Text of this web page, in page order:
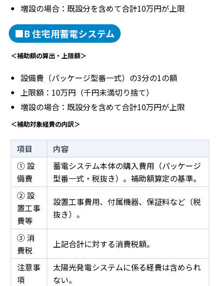
増設の場合：既設分を含めて合計10万円が上限
■B 住宅用蓄電システム
＜補助額の算出・上限額＞
設備費（パッケージ型番一式）の3分の1の額
上限額：10万円（千円未満切り捨て）
増設の場合：既設分を含めて合計10万円が上限
＜補助対象経費の内訳＞
項目
内容
① 設
備費
蓄電システム本体の購入費用（パッケージ
型番一式・税抜き）。補助額算定の基準。
② 設
置工事
費等
設置工事費用、付属機器、保証料など（税
抜き）。
③ 消
費税
上記合計に対する消費税額。
注意事
項
太陽光発電システムに係る経費は含められ
ない。